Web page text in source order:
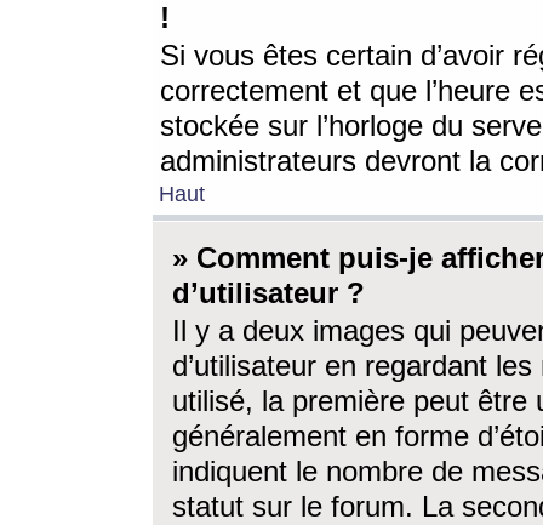
!
Si vous êtes certain d’avoir
correctement et que l’heure
stockée sur l’horloge du
administrateurs devront la
Haut
» Comment puis-je
d’utilisateur ?
Il y a deux images qui
d’utilisateur en regardant
utilisé, la première peut être
généralement en forme
indiquent le nombre de
statut sur le forum. La